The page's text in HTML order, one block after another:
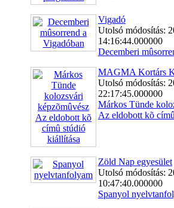
Vigadó
Utolsó módosítás:
14:16:44.000000
Decemberi
MAGMA Kortárs
Utolsó módosítás:
22:17:45.000000
Márkos Tünde
Az eldobott kõ
Zöld Nap egyesület
Utolsó módosítás:
10:47:40.000000
Spanyol